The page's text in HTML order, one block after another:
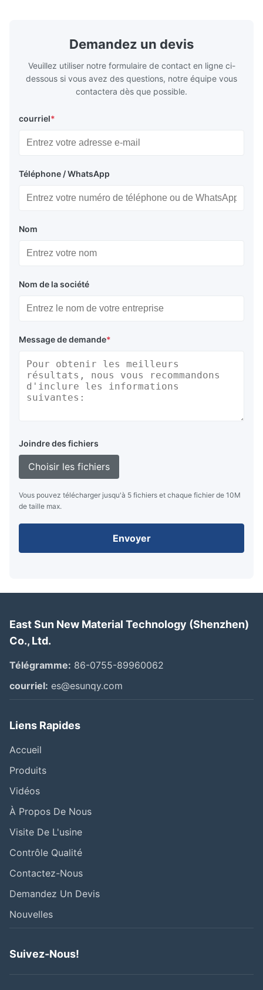
Demandez un devis
Veuillez utiliser notre formulaire de contact en ligne ci-
dessous si vous avez des questions, notre équipe vous
contactera dès que possible.
courriel*
Téléphone / WhatsApp
Nom
Nom de la société
Message de demande*
Joindre des fichiers
Choisir les fichiers
Vous pouvez télécharger jusqu'à 5 fichiers et chaque fichier de 10M
de taille max.
Envoyer
East Sun New Material Technology (Shenzhen)
Co., Ltd.
Télégramme: 86-0755-89960062
courriel: es@esunqy.com
Liens Rapides
Accueil
Produits
Vidéos
À Propos De Nous
Visite De L'usine
Contrôle Qualité
Contactez-Nous
Demandez Un Devis
Nouvelles
Suivez-Nous!